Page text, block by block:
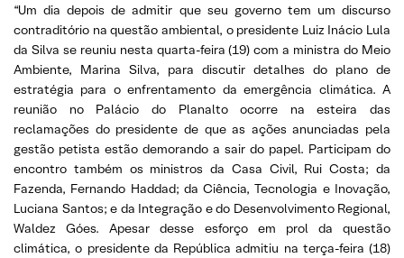
“Um dia depois de admitir que seu governo tem um discurso
contraditório na questão ambiental, o presidente Luiz Inácio Lula
da Silva se reuniu nesta quarta-feira (19) com a ministra do Meio
Ambiente, Marina Silva, para discutir detalhes do plano de
estratégia para o enfrentamento da emergência climática. A
reunião no Palácio do Planalto ocorre na esteira das
reclamações do presidente de que as ações anunciadas pela
gestão petista estão demorando a sair do papel. Participam do
encontro também os ministros da Casa Civil, Rui Costa; da
Fazenda, Fernando Haddad; da Ciência, Tecnologia e Inovação,
Luciana Santos; e da Integração e do Desenvolvimento Regional,
Waldez Góes. Apesar desse esforço em prol da questão
climática, o presidente da República admitiu na terça-feira (18)